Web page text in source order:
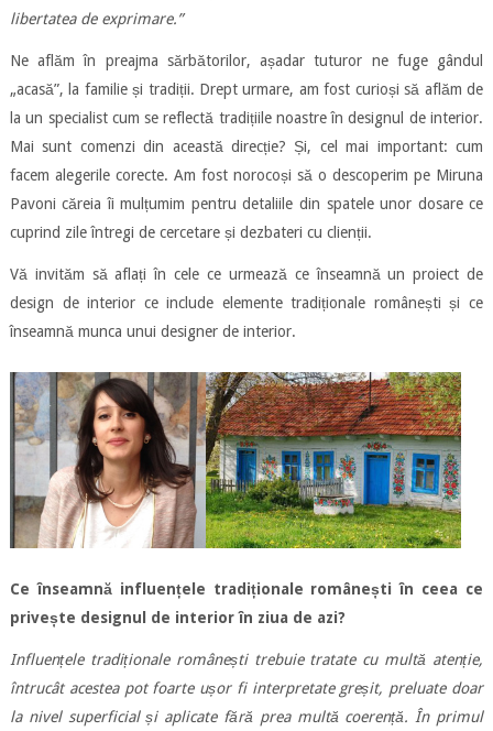
libertatea de exprimare.”
Ne aflăm în preajma sărbătorilor, așadar tuturor ne fuge gândul
„acasă”, la familie și tradiții. Drept urmare, am fost curioși să aflăm de
la un specialist cum se reflectă tradițiile noastre în designul de interior.
Mai sunt comenzi din această direcție? Și, cel mai important: cum
facem alegerile corecte. Am fost norocoși să o descoperim pe Miruna
Pavoni căreia îi mulțumim pentru detaliile din spatele unor dosare ce
cuprind zile întregi de cercetare și dezbateri cu clienții.
Vă invităm să aflați în cele ce urmează ce înseamnă un proiect de
design de interior ce include elemente tradiționale românești și ce
înseamnă munca unui designer de interior.
Ce înseamnă influențele tradiționale românești în ceea ce
privește designul de interior în ziua de azi?
Influențele tradiționale românești trebuie tratate cu multă atenție,
întrucât acestea pot foarte ușor fi interpretate greșit, preluate doar
la nivel superficial și aplicate fără prea multă coerență. În primul